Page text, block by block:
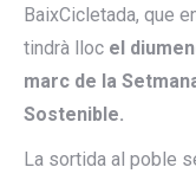
BaixCicletada, que
tindrà lloc el
marc de la
Sostenible.
La sortida al poble